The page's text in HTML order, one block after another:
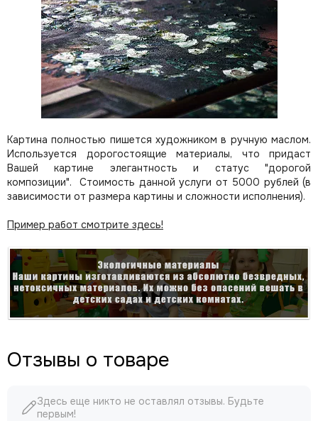
Картина полностью пишется художником в ручную маслом.
Используется дорогостоящие материалы, что придаст
Вашей картине элегантность и статус "дорогой
композиции". Стоимость данной услуги от 5000 рублей (в
зависимости от размера картины и сложности исполнения).
Пример работ смотрите здесь!
Отзывы о товаре
Здесь еще никто не оставлял отзывы. Будьте
первым!